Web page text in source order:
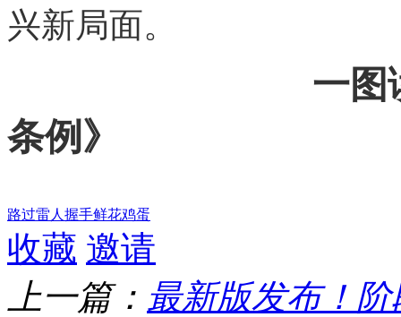
兴新局面。
一图读懂《重
条例》
路过雷人 握手鲜花鸡蛋
收藏 邀请
上一篇： 最新版发布！